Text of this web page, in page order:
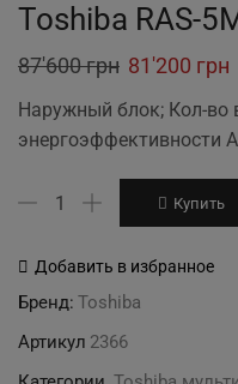
Toshiba RAS-
87'600грн Original
price
was:
81'200 грн
Наружный блок; Кол-во
энергоэффективности
Количество
Toshiba
5M34UAV-
E1
Купить
Добавить в избранное
Бренд: Toshiba
Артикул 2366